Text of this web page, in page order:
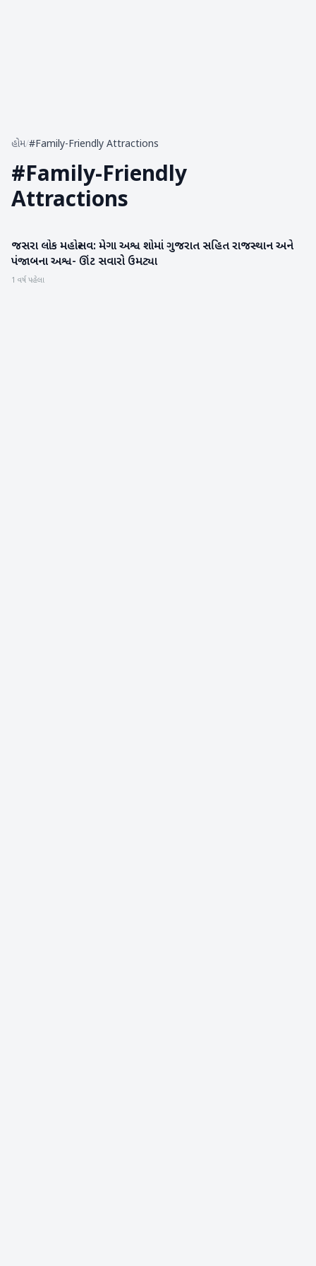
હોમ/#Family-Friendly Attractions
#Family-Friendly
Attractions
બનાસકાંઠા
જસરા લોક મહોત્સવ: મેગા અશ્વ શોમાં ગુજરાત સહિત રાજસ્થાન અને
પંજાબના અશ્વ- ઊંટ સવારો ઉમટ્યા
1 વર્ષ પહેલા